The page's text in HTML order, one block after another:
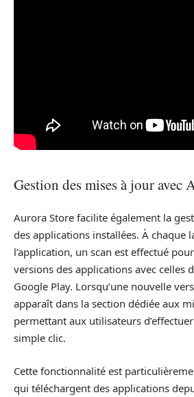
Gestion des mises à jour avec
Aurora Store facilite également la
des applications installées. À chaque
l’application, un scan est effectué
versions des applications avec celles
Google Play. Lorsqu’une nouvelle
apparaît dans la section dédiée aux
permettant aux utilisateurs
simple clic.
Cette fonctionnalité est
qui téléchargent des applications